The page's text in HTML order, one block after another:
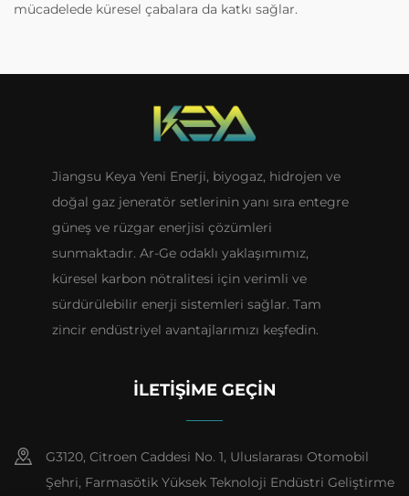
mücadelede küresel çabalara da katkı sağlar.
Jiangsu Keya Yeni Enerji, biyogaz, hidrojen ve
doğal gaz jeneratör setlerinin yanı sıra entegre
güneş ve rüzgar enerjisi çözümleri
sunmaktadır. Ar-Ge odaklı yaklaşımımız,
küresel karbon nötralitesi için verimli ve
sürdürülebilir enerji sistemleri sağlar. Tam
zincir endüstriyel avantajlarımızı keşfedin.
İLETIŞIME GEÇIN
G3120, Citroen Caddesi No. 1, Uluslararası Otomobil
Şehri, Farmasötik Yüksek Teknoloji Endüstri Geliştirme